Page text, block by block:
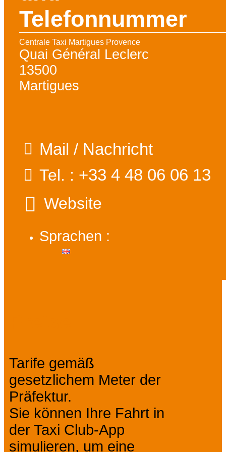
Telefonnummer
Centrale Taxi Martigues Provence
Quai Général Leclerc
13500
Martigues
Mail / Nachricht
Tel. : +33 4 48 06 06 13
Website
Sprachen :
Tarife gemäß
gesetzlichem Meter der
Präfektur.
Sie können Ihre Fahrt in
der Taxi Club-App
simulieren, um eine